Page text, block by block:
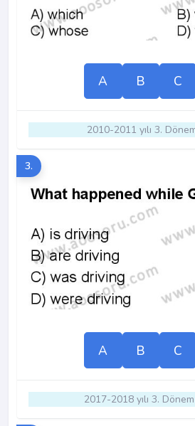
A B C
2010-2011 yılı 3.
3.
A B C
2017-2018 yılı 3.